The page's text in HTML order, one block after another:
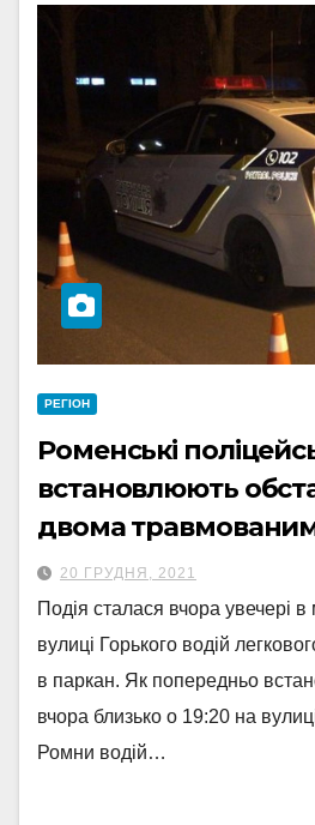
РЕГІОН
Роменські
встановлюють
двома
20 ГРУДНЯ, 2021
Подія сталася вчора увечері в
вулиці Горького водій
в паркан. Як попередньо
вчора близько о 19:20 на
Ромни водій…